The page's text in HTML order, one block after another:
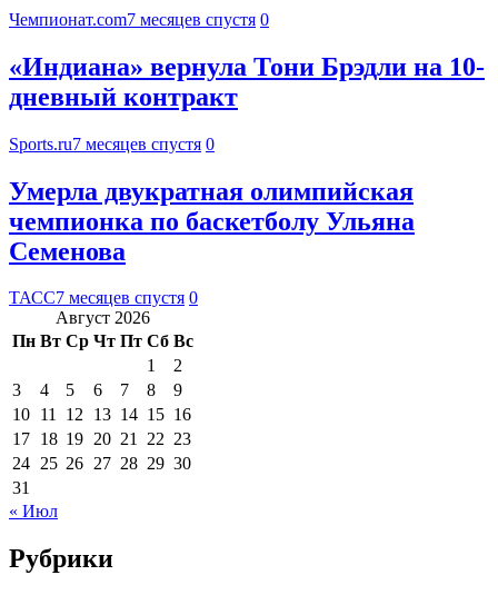
Чемпионат.com7 месяцев спустя 0
«Индиана» вернула Тони Брэдли на 10-
дневный контракт
Sports.ru7 месяцев спустя 0
Умерла двукратная олимпийская
чемпионка по баскетболу Ульяна
Семенова
ТАСС7 месяцев спустя 0
Август 2026
Пн Вт Ср Чт Пт Сб Вс
1
2
3
4 5 6 7 8
9
10 11 12 13 14 15 16
17 18 19 20 21 22 23
24 25 26 27 28 29 30
31
« Июл
Рубрики